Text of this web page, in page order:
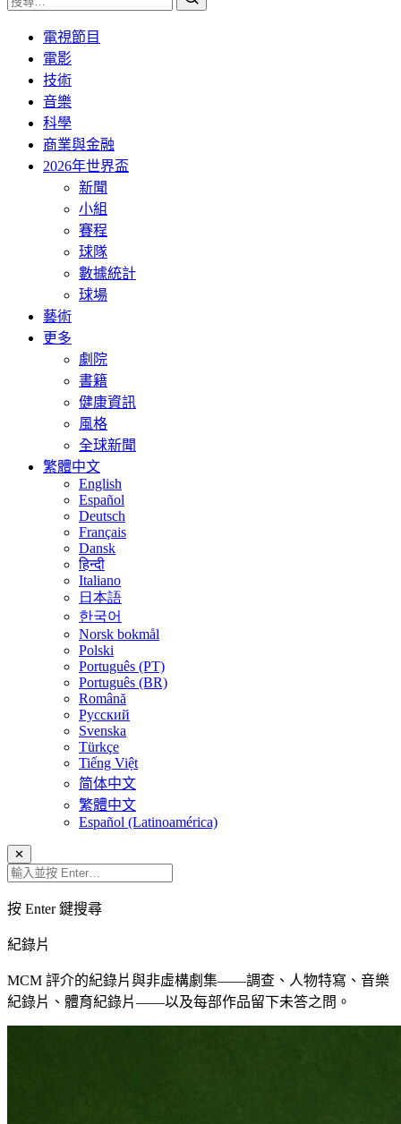
電視節目
電影
技術
音樂
科學
商業與金融
2026年世界盃
新聞
小組
賽程
球隊
數據統計
球場
藝術
更多
劇院
書籍
健康資訊
風格
全球新聞
繁體中文
English
Español
Deutsch
Français
Dansk
हिन्दी
Italiano
日本語
한국어
Norsk bokmål
Polski
Português (PT)
Português (BR)
Română
Русский
Svenska
Türkçe
Tiếng Việt
简体中文
繁體中文
Español (Latinoamérica)
✕
按 Enter 鍵搜尋
紀錄片
MCM 評介的紀錄片與非虛構劇集——調查、人物特寫、音樂
紀錄片、體育紀錄片——以及每部作品留下未答之問。